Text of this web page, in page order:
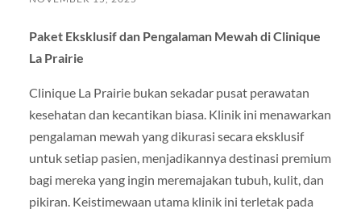
Paket Eksklusif dan Pengalaman Mewah di Clinique
La Prairie
Clinique La Prairie bukan sekadar pusat perawatan
kesehatan dan kecantikan biasa. Klinik ini menawarkan
pengalaman mewah yang dikurasi secara eksklusif
untuk setiap pasien, menjadikannya destinasi premium
bagi mereka yang ingin meremajakan tubuh, kulit, dan
pikiran. Keistimewaan utama klinik ini terletak pada